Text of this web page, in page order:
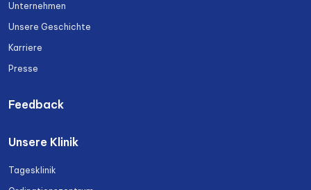
Unternehmen
Unsere Geschichte
Karriere
Presse
Feedback
Unsere Klinik
Tagesklinik